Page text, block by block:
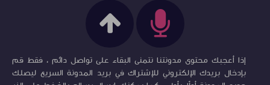
إذا أعجبك محتوى مدونتنا نتمنى البقاء على تواصل دائم ، فقط قم
بإدخال بريدك الإلكتروني للإشتراك في بريد المدونة السريع ليصلك